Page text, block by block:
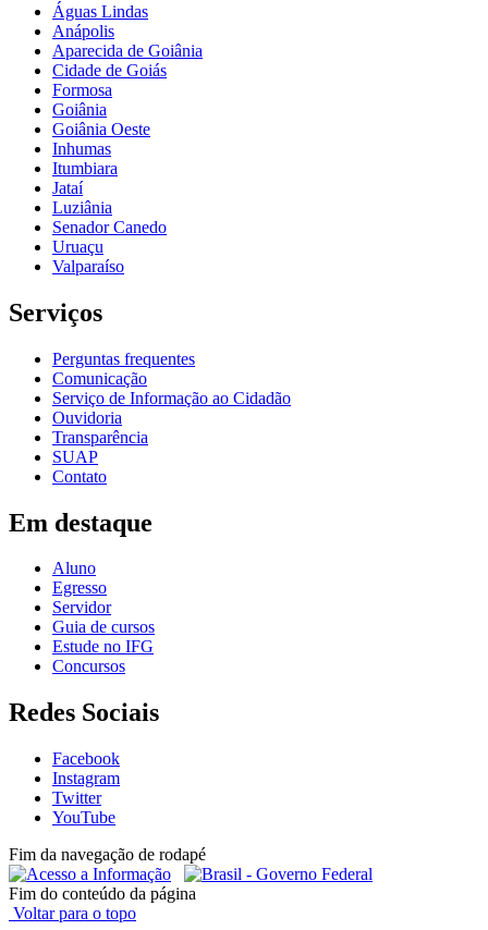
Águas Lindas
Anápolis
Aparecida de Goiânia
Cidade de Goiás
Formosa
Goiânia
Goiânia Oeste
Inhumas
Itumbiara
Jataí
Luziânia
Senador Canedo
Uruaçu
Valparaíso
Serviços
Perguntas frequentes
Comunicação
Serviço de Informação ao Cidadão
Ouvidoria
Transparência
SUAP
Contato
Em destaque
Aluno
Egresso
Servidor
Guia de cursos
Estude no IFG
Concursos
Redes Sociais
Facebook
Instagram
Twitter
YouTube
Fim da navegação de rodapé
Fim do conteúdo da página
Voltar para o topo